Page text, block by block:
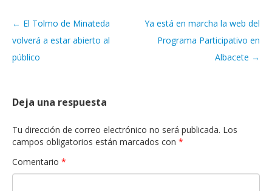
Navegación de artículos
← El Tolmo de Minateda
volverá a estar abierto al
público
Ya está en marcha la web del
Programa Participativo en
Albacete →
Deja una respuesta
Tu dirección de correo electrónico no será publicada. Los
campos obligatorios están marcados con *
Comentario *